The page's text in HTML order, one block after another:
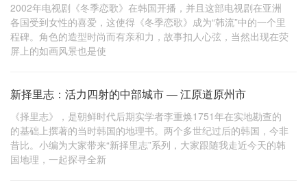
2002年电视剧《冬季恋歌》在韩国开播，并且这部电视剧在亚洲
各国受到女性的喜爱，这使得《冬季恋歌》成为“韩流”中的一个里
程碑。角色的造型时尚而有亲和力，故事扣人心弦，当然出现在荧
屏上的如画风景也是使
新择里志：活力四射的中部城市 — 江原道原州市
《择里志》，是朝鲜时代后期实学者李重焕1751年在实地勘查的
的基础上撰著的当时韩国的地理书。两个多世纪过后的韩国，今非
昔比。小编为大家带来“新择里志”系列，大家跟随我走近今天的韩
国地理，一起探寻全新